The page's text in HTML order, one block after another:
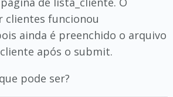
clientes funcionou
ainda é preenchido o arquivo
após o submit.
pode ser?